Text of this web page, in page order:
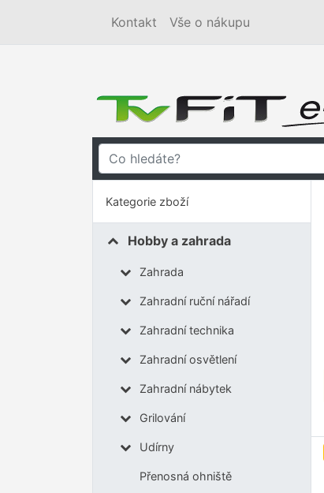
Kontakt Vše o nákupu
Kategorie zboží
Hobby a zahrada
Zahrada
Zahradní ruční nářadí
Zahradní technika
Zahradní osvětlení
Zahradní nábytek
Grilování
Udírny
Přenosná ohniště